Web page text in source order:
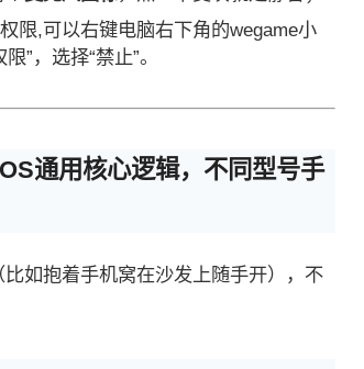
限,可以右键电脑右下角的wegame小
”，选择“禁止”。
通用核心逻辑，不同型号手
如抱着手机窝在沙发上随手开），不